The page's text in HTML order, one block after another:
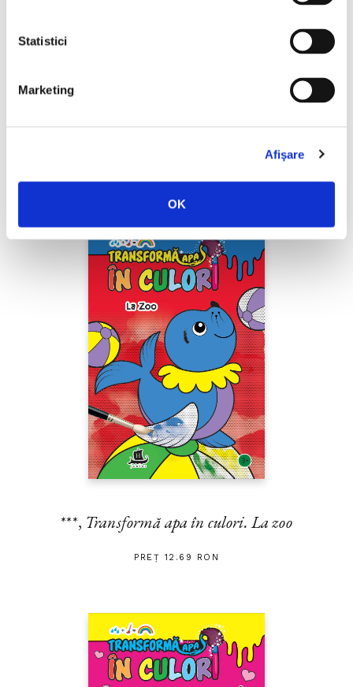
Statistici
Marketing
Afişare
OK
***, Transformă apa în culori. La zoo
PREȚ 12.69 RON